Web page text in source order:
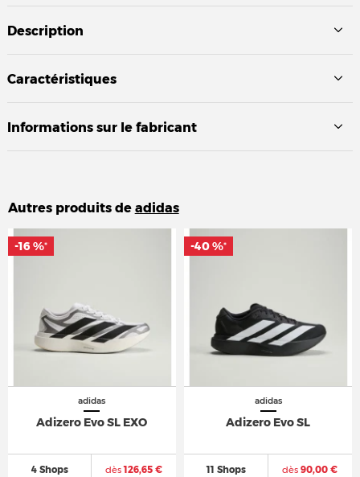
Description
Caractéristiques
Informations sur le fabricant
Autres produits de adidas
adidas
Adizero Evo SL EXO
4 Shops dès126,65 €
-16 %*
-16 %*
adidas
Adizero Evo SL
11 Shops dès 90,00 €
-40 %*
-40 %*